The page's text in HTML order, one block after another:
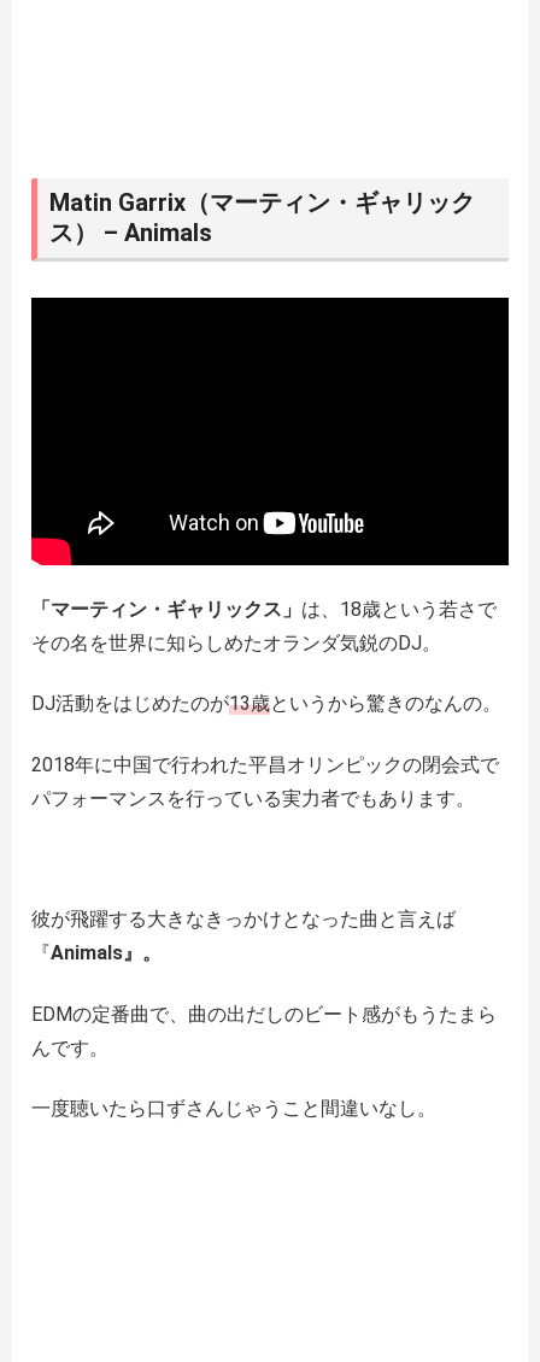
Matin Garrix（マーティン・ギャリック
ス） – Animals
「マーティン・ギャリックス」 は、18歳という若さで
その名を世界に知らしめたオランダ気鋭のDJ。
DJ活動をはじめたのが13歳というから驚きのなんの。
2018年に中国で行われた平昌オリンピックの閉会式で
パフォーマンスを行っている実力者でもあります。
彼が飛躍する大きなきっかけとなった曲と言えば
『Animals』。
EDMの定番曲で、曲の出だしのビート感がもうたまら
んです。
一度聴いたら口ずさんじゃうこと間違いなし。